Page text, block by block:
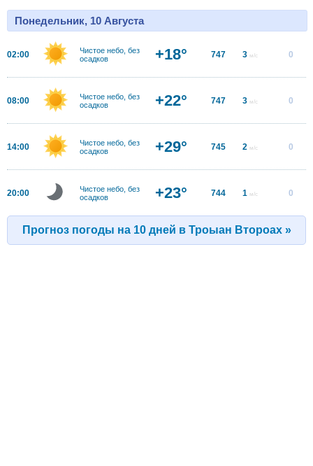
Понедельник, 10 Августа
02:00
Чистое небо, без
осадков
+18° 747 3 м/с 0
08:00
Чистое небо, без
осадков
+22° 747 3 м/с 0
14:00
Чистое небо, без
осадков
+29° 745 2 м/с 0
20:00
Чистое небо, без
осадков
+23° 744 1 м/с 0
Прогноз погоды на 10 дней в Троыан Второах »